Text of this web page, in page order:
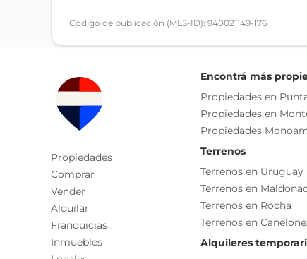
Eso hace que no sea solo un apartamento de
Cada Oficina es de propiedad, gestión y
La presente publicación describe las
responsable de la operación por la eventual
funcionales, servicios, impuestos, precios y
Código de publicación (MLS-ID): 940021149-176
Propiedades
Comprar
Vender
Alquilar
Franquicias
Inmuebles
Encontrá más
Propiedades en
Propiedades en
Propiedades
Terrenos
Terrenos en Uruguay
Terrenos en
Terrenos en Rocha
Terrenos en
Alquileres